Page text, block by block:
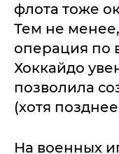
флота тоже
Тем не менее,
операция по
Хоккайдо
позволила
(хотя
На военных